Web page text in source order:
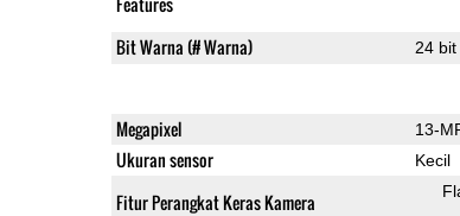
Bit Warna (# Warna) 24 bit
Megapixel 13-
Ukuran sensor Kecil
Fitur Perangkat Keras Kamera